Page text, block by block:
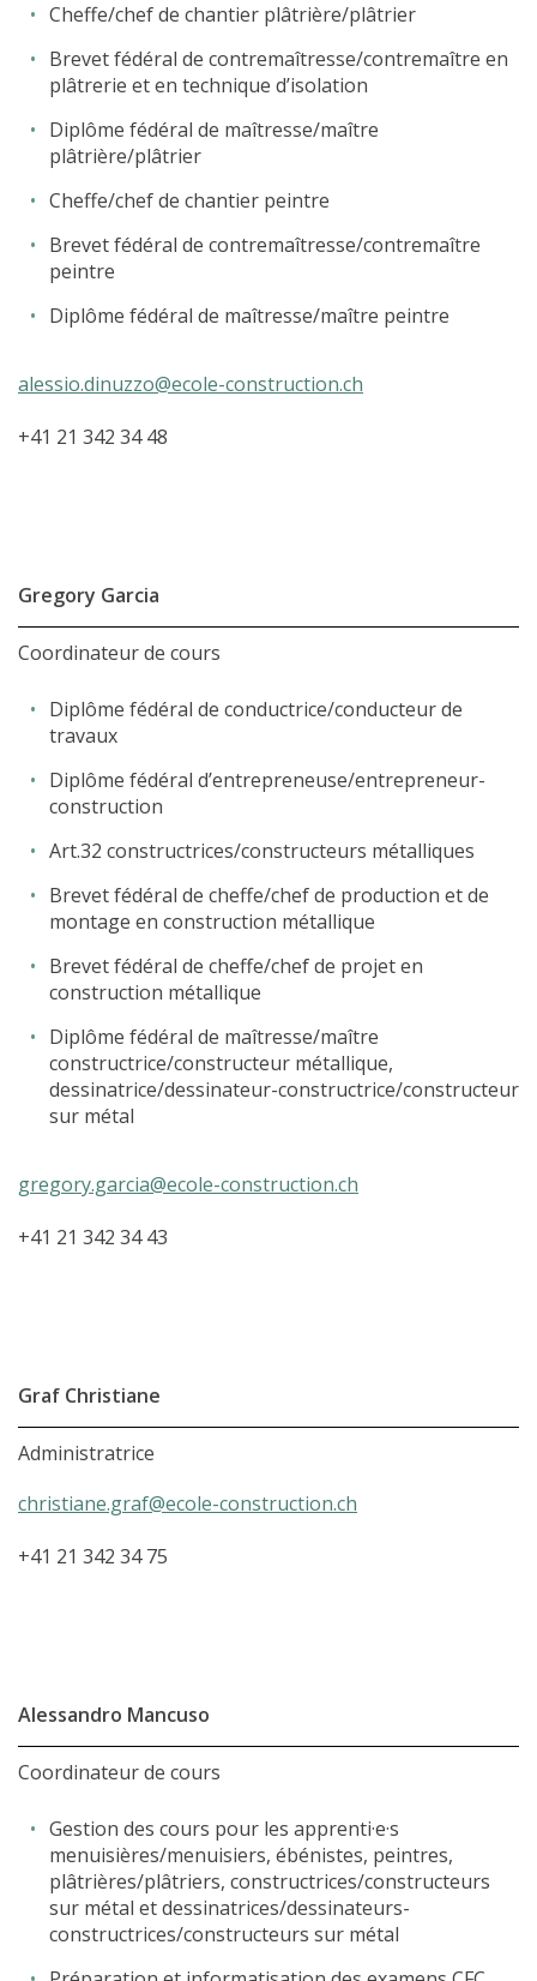
Cheffe/chef de chantier plâtrière/plâtrier
Brevet fédéral de contremaîtresse/contremaître en
plâtrerie et en technique d’isolation
Diplôme fédéral de maîtresse/maître
plâtrière/plâtrier
Cheffe/chef de chantier peintre
Brevet fédéral de contremaîtresse/contremaître
peintre
Diplôme fédéral de maîtresse/maître peintre
alessio.dinuzzo@ecole-construction.ch
+41 21 342 34 48
Gregory Garcia
Coordinateur de cours
Diplôme fédéral de conductrice/conducteur de
travaux
Diplôme fédéral d’entrepreneuse/entrepreneur-
construction
Art.32 constructrices/constructeurs métalliques
Brevet fédéral de cheffe/chef de production et de
montage en construction métallique
Brevet fédéral de cheffe/chef de projet en
construction métallique
Diplôme fédéral de maîtresse/maître
constructrice/constructeur métallique,
dessinatrice/dessinateur-constructrice/constructeur
sur métal
gregory.garcia@ecole-construction.ch
+41 21 342 34 43
Graf Christiane
Administratrice
christiane.graf@ecole-construction.ch
+41 21 342 34 75
Alessandro Mancuso
Coordinateur de cours
Gestion des cours pour les apprenti·e·s
menuisières/menuisiers, ébénistes, peintres,
plâtrières/plâtriers, constructrices/constructeurs
sur métal et dessinatrices/dessinateurs-
constructrices/constructeurs sur métal